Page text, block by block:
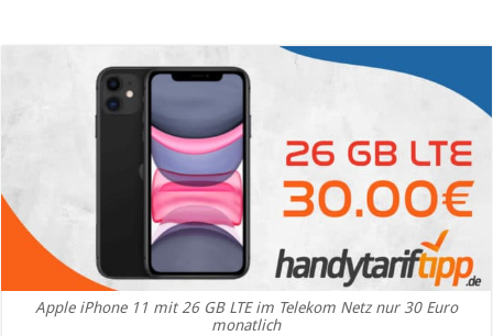
Apple iPhone 11 mit 26 GB LTE im Telekom Netz nur 30 Euro
monatlich